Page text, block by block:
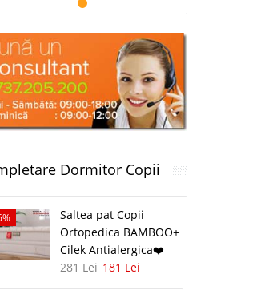
Dormitor Copii
Saltea pat Copii
Ortopedica BAMBOO+
Cilek Antialergica❤️
281 Lei 181 Lei